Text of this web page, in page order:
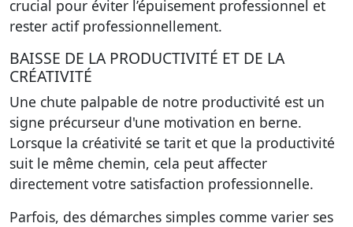
crucial pour éviter l’épuisement professionnel et
rester actif professionnellement.
BAISSE DE LA PRODUCTIVITÉ ET DE LA
CRÉATIVITÉ
Une chute palpable de notre productivité est un
signe précurseur d'une motivation en berne.
Lorsque la créativité se tarit et que la productivité
suit le même chemin, cela peut affecter
directement votre satisfaction professionnelle.
Parfois, des démarches simples comme varier ses